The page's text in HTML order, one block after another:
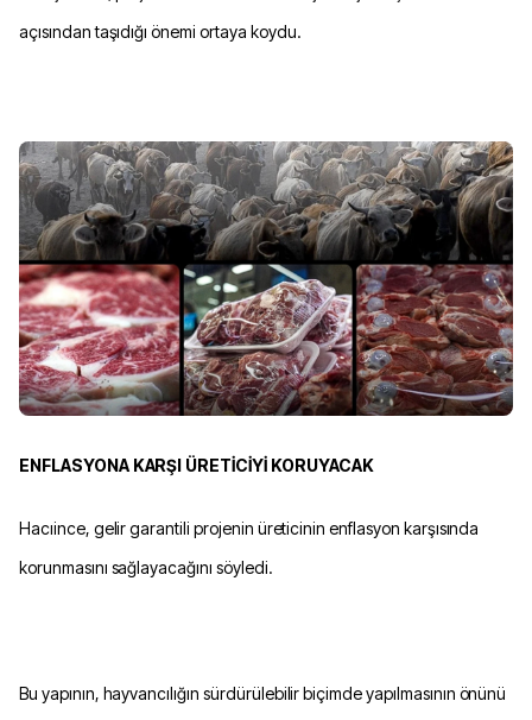
açısından taşıdığı önemi ortaya koydu.
ENFLASYONA KARŞI ÜRETİCİYİ KORUYACAK
Hacıince, gelir garantili projenin üreticinin enflasyon karşısında
korunmasını sağlayacağını söyledi.
Bu yapının, hayvancılığın sürdürülebilir biçimde yapılmasının önünü